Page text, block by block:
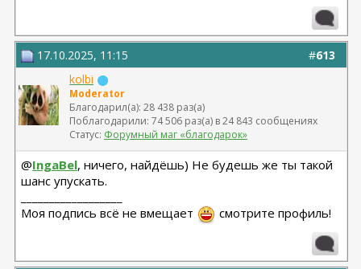
#613
17.10.2025, 11:15
kolbi
Moderator
Благодарил(а): 28 438 раз(а)
Поблагодарили: 74 506 раз(а) в 24 843 сообщениях
Статус: Форумный маг «благодарок»
@IngaBel, ничего, найдёшь) Не будешь же ты такой
шанс упускать.
Моя подпись всё не вмещает
смотрите профиль!